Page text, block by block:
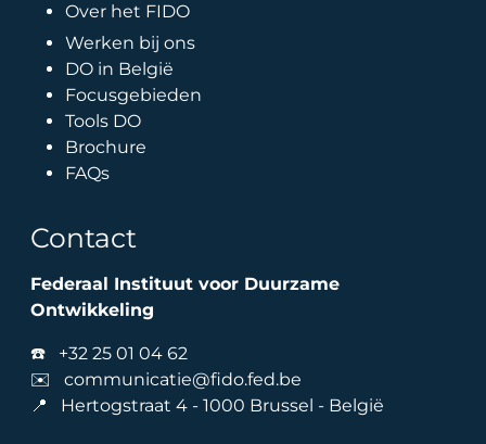
Over het FIDO
Werken bij ons
DO in België
Focusgebieden
Tools DO
Brochure
FAQs
Contact
Federaal Instituut voor Duurzame
Ontwikkeling
☎️ +32 25 01 04 62
✉️ communicatie@fido.fed.be
📍 Hertogstraat 4 - 1000 Brussel - België